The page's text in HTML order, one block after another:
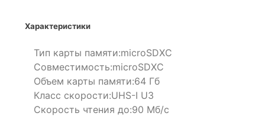
Характеристики
Тип карты памяти:microSDXC
Совместимость:microSDXC
Объем карты памяти:64 Гб
Класс скорости:UHS-I U3
Скорость чтения до:90 Мб/с